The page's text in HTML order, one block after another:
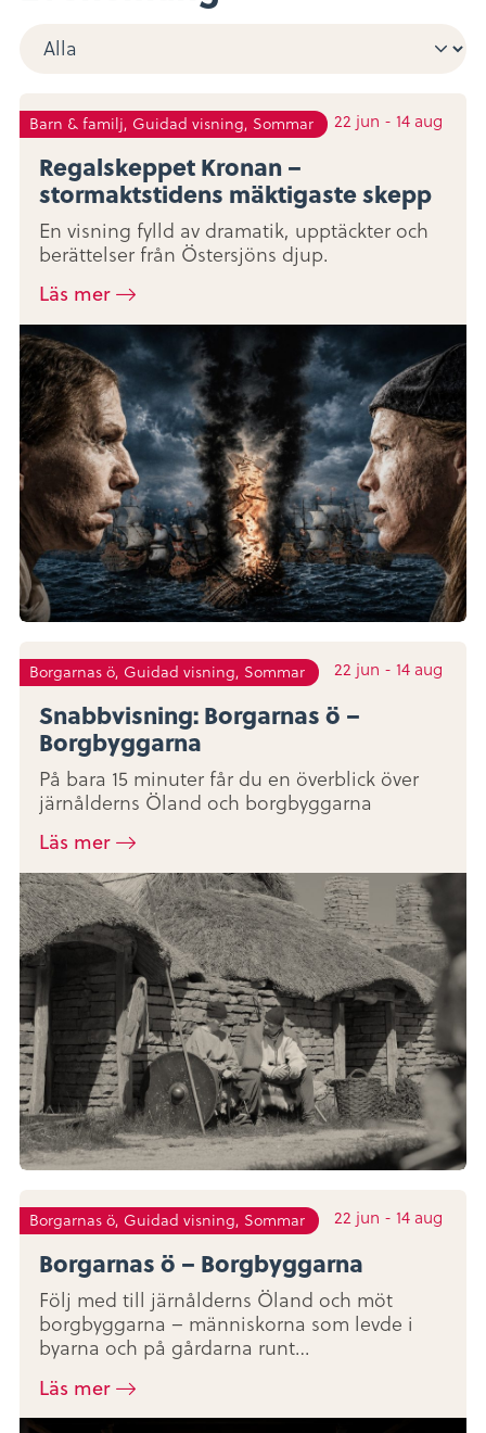
Barn & familj, Guidad visning, Sommar 22 jun -14 aug
Regalskeppet Kronan –
stormaktstidens mäktigaste skepp
En visning fylld av dramatik, upptäckter och
berättelser från Östersjöns djup.
Läs mer
Borgarnas ö, Guidad visning, Sommar 22 jun -14 aug
Snabbvisning: Borgarnas ö –
Borgbyggarna
På bara 15 minuter får du en överblick över
järnålderns Öland och borgbyggarna
Läs mer
Borgarnas ö, Guidad visning, Sommar 22 jun -14 aug
Borgarnas ö – Borgbyggarna
Följ med till järnålderns Öland och möt
borgbyggarna – människorna som levde i
byarna och på gårdarna runt…
Läs mer